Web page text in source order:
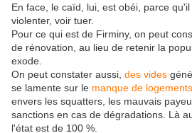
En face, le caïd, lui, est obéi, parce
violenter, voir tuer.
Pour ce qui est de Firminy, on peut
de rénovation, au lieu de retenir la
exode.
On peut constater aussi, des vides
se lamente sur le manque de logements
envers les squatters, les mauvais
sanctions en cas de dégradations. Là
l'état est de 100 %.